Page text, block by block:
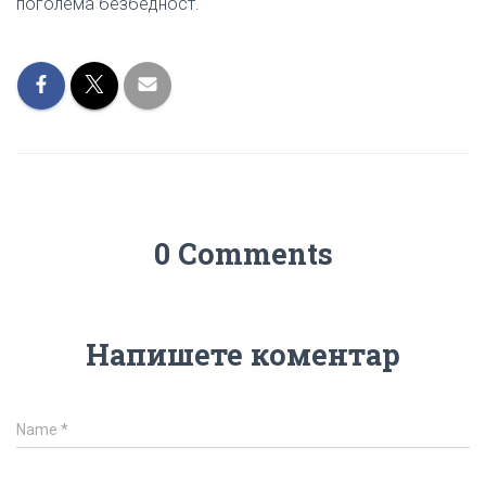
поголема безбедност.
0 Comments
Напишете коментар
Name *